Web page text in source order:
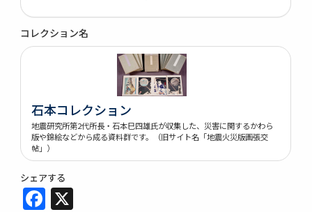
コレクション名
石本コレクション
地震研究所第2代所長・石本巳四雄氏が収集した、災害に関するかわら
版や錦絵などから成る資料群です。（旧サイト名「地震火災版画張交
帖」）
シェアする
Facebook